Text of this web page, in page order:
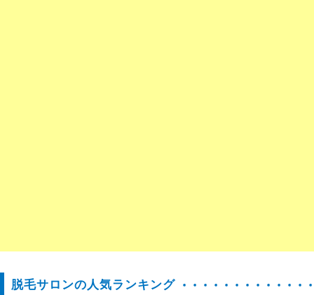
脱毛サロンの人気ランキング